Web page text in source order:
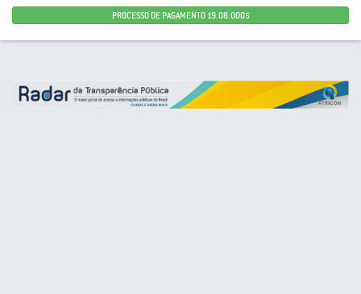
PROCESSO DE PAGAMENTO 19.08.0005